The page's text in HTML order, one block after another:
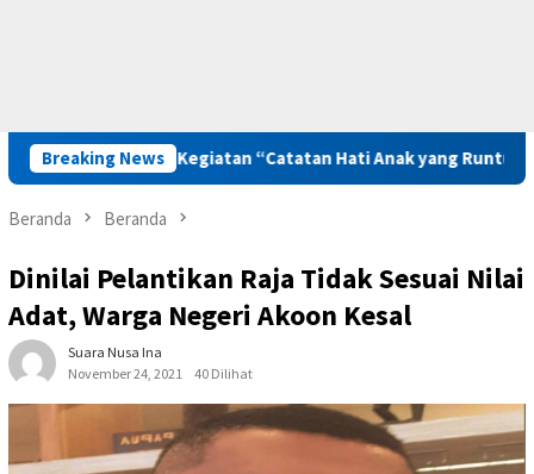
Breaking News
Lewat Kegiatan “Catatan Hati Anak yang Runtuh”
Beranda Beranda
Dinilai Pelantikan Raja Tidak Sesuai Nilai
Adat, Warga Negeri Akoon Kesal
Suara Nusa Ina
November 24, 2021
40 Dilihat